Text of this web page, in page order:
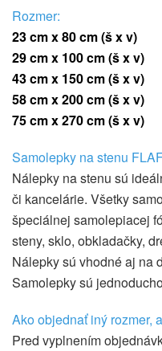
Rozmer:
23 cm x 80 cm (š x v)
29 cm x 100 cm (š x v)
43 cm x 150 cm(š x v)
58 cm x 200 cm(š x v)
75 cm x 270 cm(š x v)
Samolepky na stenu
Nálepky na stenu sú
či kancelárie. Všetky
špeciálnej samolepiacej
steny, sklo, obkladačky,
Nálepky sú vhodné aj na
Samolepky sú
Ako objednať iný rozmer,
Pred vyplnením